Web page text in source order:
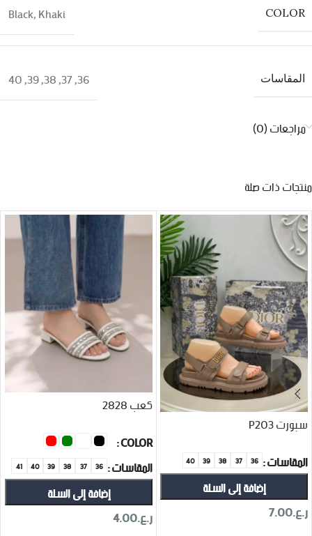
COLOR
Black,Khaki
المقاسات 36
,
37
,
38
,
39
,
40
مراجعات (0)
منتجات ذات صلة
سبورت P203
المقاسات
36
37
38
39
40
إضافة إلى السلة
ر.ع.7.00
كعب 2828
COLOR
المقاسات
36
37
38
39
40
41
إضافة إلى السلة
ر.ع.4.00